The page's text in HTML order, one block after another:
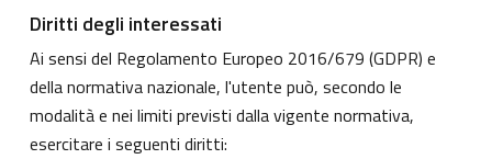
Diritti degli interessati
Ai sensi del Regolamento Europeo 2016/679 (GDPR) e
della normativa nazionale, l'utente può, secondo le
modalità e nei limiti previsti dalla vigente normativa,
esercitare i seguenti diritti: